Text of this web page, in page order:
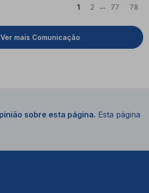
Ver mais Comunicação
1 (Atual)
2 ... 77 78
sobre esta página. Esta página